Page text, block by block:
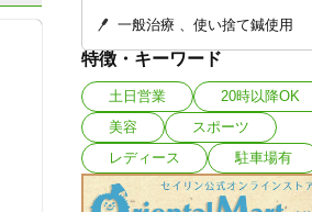
一般治療 使い捨て鍼使用
特徴・キーワード
土日営業
20時以降OK
美容
スポーツ
レディース
駐車場有